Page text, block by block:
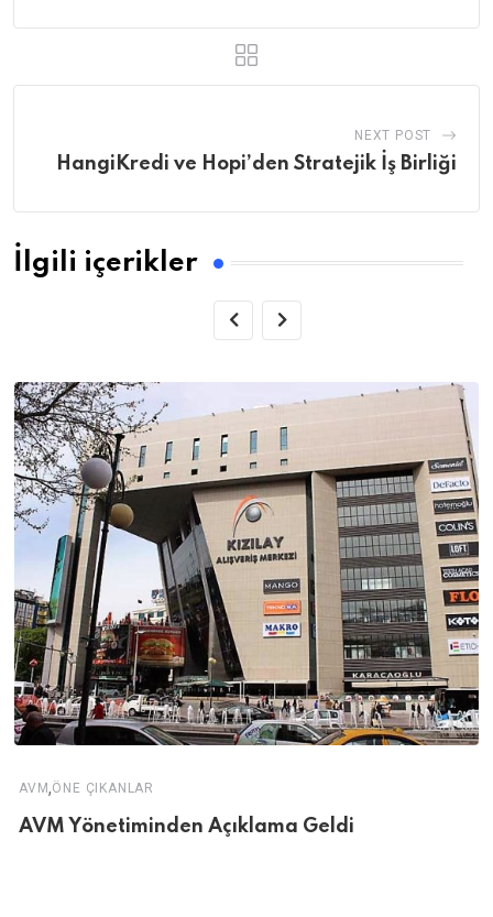
NEXT POST
HangiKredi ve Hopi’den Stratejik İş Birliği
İlgili içerikler
AVM,ÖNE ÇIKANLAR
AVM Yönetiminden Açıklama Geldi